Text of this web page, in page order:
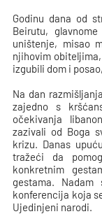
Godinu dana od
Beirutu,
uništenje, misao
njihovim
izgubili dom i
Na dan
zajedno s
očekivanja
zazivali od Boga
krizu. Danas
tražeći da
konkretnim
gestama.
konferencija koja
Ujedinjeni narodi.